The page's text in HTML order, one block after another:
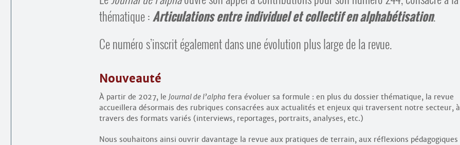
thématique :Articulations entre individuel et collectif en alphabétisation.
Ce numéro s’inscrit également dans une évolution plus large de la revue.
Nouveauté
À partir de 2027, le Journal de l’alpha fera évoluer sa formule : en plus du dossier thématique, la revue
accueillera désormais des rubriques consacrées aux actualités et enjeux qui traversent notre secteur, à
travers des formats variés (interviews, reportages, portraits, analyses, etc.)
Nous souhaitons ainsi ouvrir davantage la revue aux pratiques de terrain, aux réflexions pédagogiques